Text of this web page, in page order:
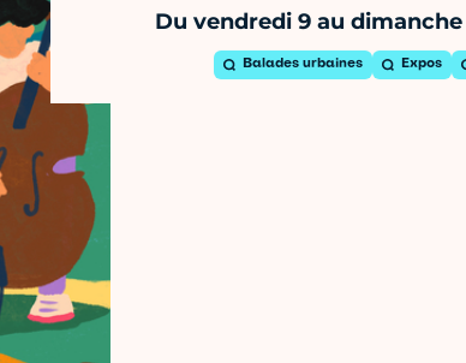
Du vendredi 9 au dimanche
Balades urbaines Expos